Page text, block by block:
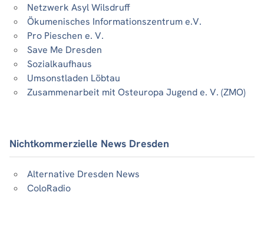
Netzwerk Asyl Wilsdruff
Ökumenisches Informationszentrum e.V.
Pro Pieschen e. V.
Save Me Dresden
Sozialkaufhaus
Umsonstladen Löbtau
Zusammenarbeit mit Osteuropa Jugend e. V. (ZMO)
Nichtkommerzielle News Dresden
Alternative Dresden News
ColoRadio